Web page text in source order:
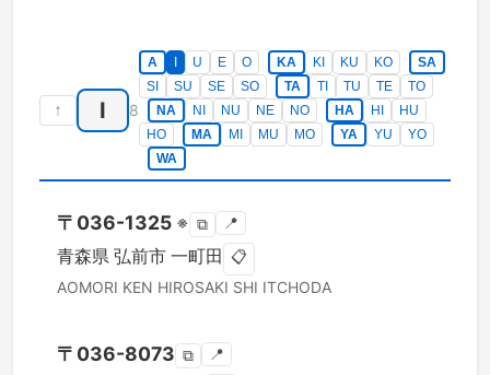
↑ I 8
A U E O KA KI KU KO
SA
SI
SU SE SO TA TI TU TE
TO
NA
NI NU NE NO HA HI
HU
HO
MA MI MU MO YA YU
YO
WA
〒 036-1325 ※ ⧉ 📍
青森県 弘前市 一町田 📋
AOMORI KEN HIROSAKI SHI ITCHODA
〒 036-8073 ⧉ 📍